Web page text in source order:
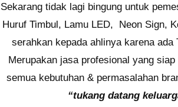
Sekarang tidak lagi bingung untuk
Huruf Timbul, Lamu LED, Neon Sign,
serahkan kepada ahlinya karena ada
Merupakan jasa profesional yang
semua kebutuhan & permasalahan
“tukang datang